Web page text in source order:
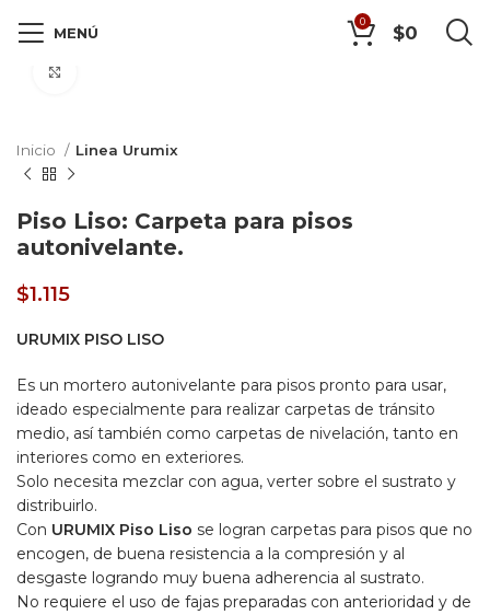
MENÚ
0 $0
Inicio Linea Urumix
Piso Liso: Carpeta para pisos
autonivelante.
$1.115
URUMIX PISO LISO
Es un mortero autonivelante para pisos pronto para usar,
ideado especialmente para realizar carpetas de tránsito
medio, así también como carpetas de nivelación, tanto en
interiores como en exteriores.
Solo necesita mezclar con agua, verter sobre el sustrato y
distribuirlo.
Con URUMIX Piso Liso se logran carpetas para pisos que no
encogen, de buena resistencia a la compresión y al
desgaste logrando muy buena adherencia al sustrato.
No requiere el uso de fajas preparadas con anterioridad y de